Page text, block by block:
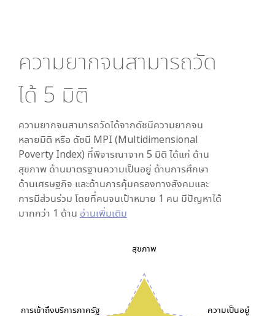
ความยากจนสามารถวัด
ได้ 5 มิติ
ความยากจนสามารถวัดได้จากดัชนีความยากจน
หลายมิติ หรือ ดัชนี MPI (Multidimensional
Poverty Index) ที่พิจารณาจาก 5 มิติ ได้แก่ ด้าน
สุขภาพ ด้านมาตรฐานความเป็นอยู่ ด้านการศึกษา
ด้านเศรษฐกิจ และด้านการคุ้มครองทางสังคมและ
การมีส่วนร่วม โดยที่คนจนเป้าหมาย 1 คน มีปัญหาได้
มากกว่า 1 ด้าน อ่านเพิ่มเติม
สุขภาพ
ความเป็นอยู่
การเข้าถึงบริการภาครัฐ